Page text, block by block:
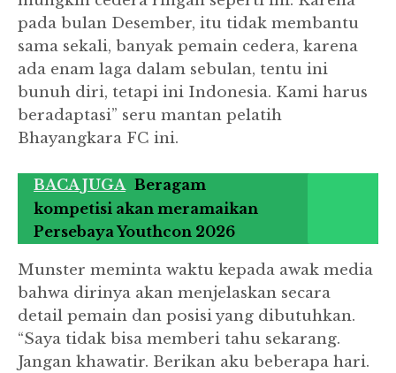
pada bulan Desember, itu tidak membantu
sama sekali, banyak pemain cedera, karena
ada enam laga dalam sebulan, tentu ini
bunuh diri, tetapi ini Indonesia. Kami harus
beradaptasi” seru mantan pelatih
Bhayangkara FC ini.
BACA JUGA Beragam
kompetisi akan meramaikan
Persebaya Youthcon 2026
Munster meminta waktu kepada awak media
bahwa dirinya akan menjelaskan secara
detail pemain dan posisi yang dibutuhkan.
“Saya tidak bisa memberi tahu sekarang.
Jangan khawatir. Berikan aku beberapa hari.